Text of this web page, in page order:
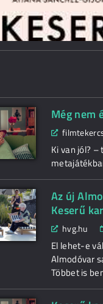
Még nem
Ki van jól?
Az új
Keserű
hvg.hu
El lehet-e
Almodóvar
Többet is